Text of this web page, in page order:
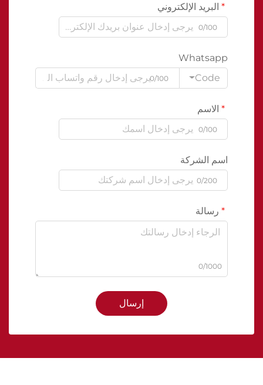
البريد الإلكتروني
0/100
Whatsapp
Code
0/100
الاسم
0/100
اسم الشركة
0/200
رسالة
0/1000
إرسال